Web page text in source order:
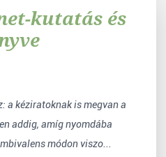
kutatás és
a kéziratoknak is megvan a
addig, amíg nyomdába
módon viszo...